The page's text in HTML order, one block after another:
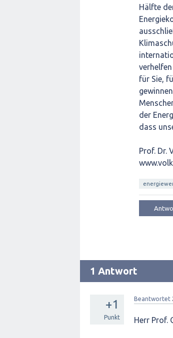
Hälfte
für Sie,
der
dass
Prof. Dr.
1 Antwort
+1
Punkt
Beantwortet
Herr Prof.